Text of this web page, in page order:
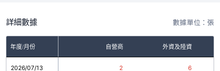
詳細數據 數據單位：張
年度/月份 自營商 外資及陸資
2026/07/13 2 6